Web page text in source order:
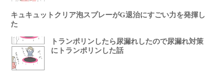
キュキュットクリア泡スプレーがG退治にすごい力を発揮し
た
トランポリンしたら尿漏れしたので尿漏れ対策
にトランポリンした話